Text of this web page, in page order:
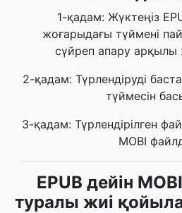
1-қадам: Жүктеңіз
жоғарыдағы түймені
сүйреп апару
2-қадам: Түрлендіруді
түймесін
3-қадам: Түрлендірілген
MOBI
EPUB дейін
туралы жиі